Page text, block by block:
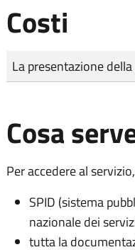
Costi
Tipo di pagamento
Importo
La presentazione
Cosa
Per accedere al
SPID (sistema
nazionale dei
tutta la